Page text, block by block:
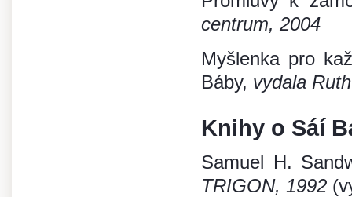
centrum, 2004
Myšlenka pro
Báby, vydala
Knihy o Sáí
Samuel H.
TRIGON, 1992